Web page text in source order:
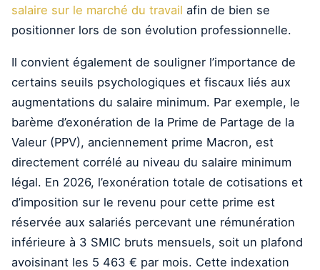
salaire sur le marché du travail afin de bien se
positionner lors de son évolution professionnelle.
Il convient également de souligner l’importance de
certains seuils psychologiques et fiscaux liés aux
augmentations du salaire minimum. Par exemple, le
barème d’exonération de la Prime de Partage de la
Valeur (PPV), anciennement prime Macron, est
directement corrélé au niveau du salaire minimum
légal. En 2026, l’exonération totale de cotisations et
d’imposition sur le revenu pour cette prime est
réservée aux salariés percevant une rémunération
inférieure à 3 SMIC bruts mensuels, soit un plafond
avoisinant les 5 463 € par mois. Cette indexation